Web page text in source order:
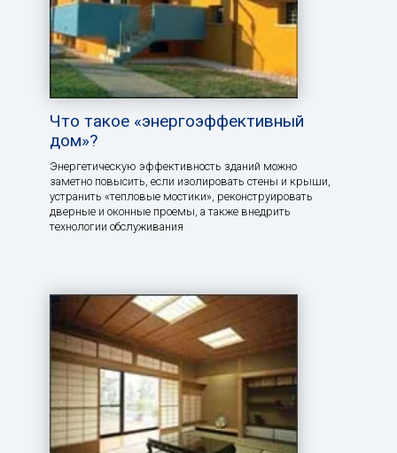
Что такое «энергоэффективный
дом»?
Энергетическую эффективность зданий можно
заметно повысить, если изолировать стены и крыши,
устранить «тепловые мостики», реконструировать
дверные и оконные проемы, а также внедрить
технологии обслуживания